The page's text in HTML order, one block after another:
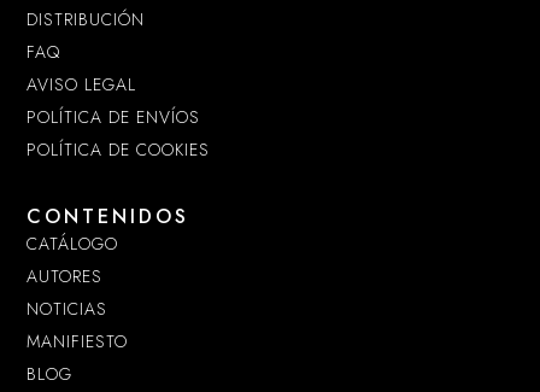
DISTRIBUCIÓN
FAQ
AVISO LEGAL
POLÍTICA DE ENVÍOS
POLÍTICA DE COOKIES
CONTENIDOS
CATÁLOGO
AUTORES
NOTICIAS
MANIFIESTO
BLOG